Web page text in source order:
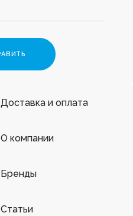
Доставка и оплата
О компании
Бренды
Статьи